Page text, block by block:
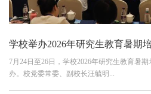
学校举办2026年研究生教育暑期
7月24日至26日，学校2026年研究生教育暑
办。校党委常委、副校长汪毓明...